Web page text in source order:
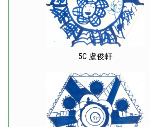
5C 盧俊軒